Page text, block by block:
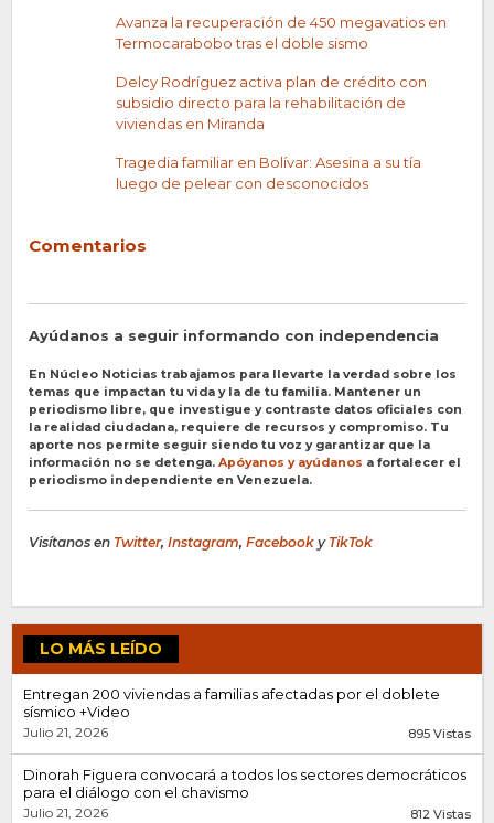
Avanza la recuperación de 450 megavatios en
Termocarabobo tras el doble sismo
Delcy Rodríguez activa plan de crédito con
subsidio directo para la rehabilitación de
viviendas en Miranda
Tragedia familiar en Bolívar: Asesina a su tía
luego de pelear con desconocidos
Comentarios
Ayúdanos a seguir informando con independencia
En Núcleo Noticias trabajamos para llevarte la verdad sobre los
temas que impactan tu vida y la de tu familia. Mantener un
periodismo libre, que investigue y contraste datos oficiales con
la realidad ciudadana, requiere de recursos y compromiso. Tu
aporte nos permite seguir siendo tu voz y garantizar que la
información no se detenga. Apóyanos y ayúdanos a fortalecer el
periodismo independiente en Venezuela.
Visítanos en Twitter, Instagram, Facebook y TikTok
LO MÁS LEÍDO
Entregan 200 viviendas a familias afectadas por el doblete
sísmico +Video
Julio 21, 2026 895 Vistas
Dinorah Figuera convocará a todos los sectores democráticos
para el diálogo con el chavismo
Julio 21, 2026 812 Vistas